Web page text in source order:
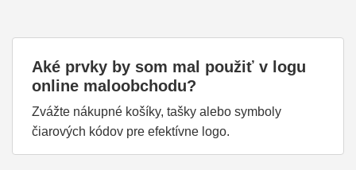
Aké prvky by som mal použiť v logu
online maloobchodu?
Zvážte nákupné košíky, tašky alebo symboly
čiarových kódov pre efektívne logo.